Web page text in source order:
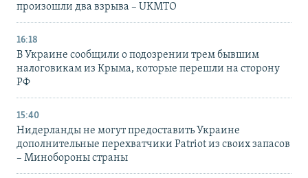
произошли два взрыва – UKMTO
16:18
В Украине сообщили о подозрении трем бывшим
налоговикам из Крыма, которые перешли на сторону
РФ
15:40
Нидерланды не могут предоставить Украине
дополнительные перехватчики Patriot из своих запасов
– Минобороны страны